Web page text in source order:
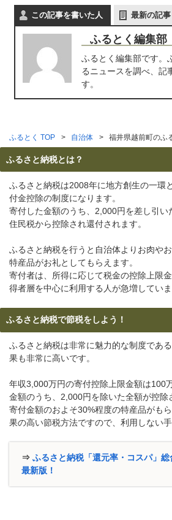
この記事を書いた人 最新の記事
ふるとく編集部
ふるとく編集部です。
るニュースを調べ、記
す。
ふるとく TOP 自治体 福井県越前町のふ
ふるさと納税とは？
ふるさと納税は2008年に地方創生の一環
付金控除の制度になります。
寄付した金額のうち、2,000円を差し引い
住民税から控除され還付されます。
ふるさと納税を行うと自治体よりお肉や
特産品がお礼としてもらえます。
寄付者は、所得に応じて税金の控除上限
得者層を中心に利用する人が急増していま
ふるさと納税で節税をしよう！
ふるさと納税は非常に魅力的な制度であ
果も非常に高いです。
年収3,000万円の寄付控除上限金額は100
金額のうち、2,000円を除いた全額が控除
寄付金額のおよそ30%程度の特産品がも
果の高い節税方法ですので、利用しない
⇒ ふるさと納税「還元率・コスパ」
最新版！